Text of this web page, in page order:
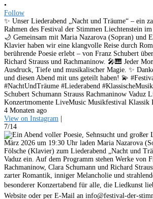
•
Follow
✨ Unser Liederabend „Nacht und Träume“ – ein
Rahmen des Festival der Stimmen Liechtenstein im
🌙 Gemeinsam mit Maria Nazarova (Sopran) und
Klavier haben wir eine klangvolle Reise durch
berührende Poesie erlebt – von Franz Schubert
Richard Strauss und Rachmaninow. 🎤🎹 Jeder
Ausdruck, Tiefe und musikalischer Magie. ✨
und diesen Abend mit uns geteilt haben! 💫
#NachtUndTräume #Liederabend
Schubert Schumann Strauss Rachmaninow Vaduz
Konzertmomente LiveMusic Musikfestival Klassik
4 Monaten ago
View on Instagram |
7/14